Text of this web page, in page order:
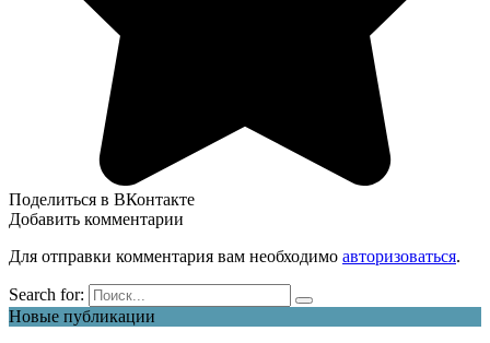
Поделиться в ВКонтакте
Добавить комментарии
Для отправки комментария вам необходимо авторизоваться.
Search for:
Новые публикации